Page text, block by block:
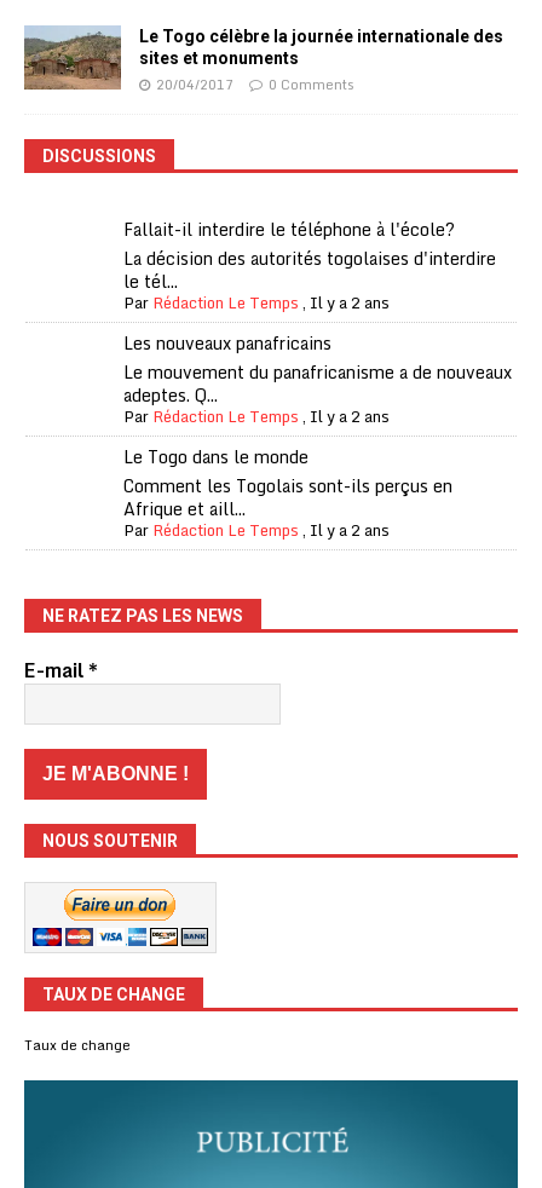
Le Togo célèbre la journée internationale des
sites et monuments
20/04/2017 0 Comments
DISCUSSIONS
Fallait-il interdire le téléphone à l'école?
La décision des autorités togolaises d'interdire
le tél...
ParRédaction Le Temps, Il y a 2 ans
Les nouveaux panafricains
Le mouvement du panafricanisme a de nouveaux
adeptes. Q...
ParRédaction Le Temps, Il y a 2 ans
Le Togo dans le monde
Comment les Togolais sont-ils perçus en
Afrique et aill...
ParRédaction Le Temps, Il y a 2 ans
NE RATEZ PAS LES NEWS
E-mail*
NOUS SOUTENIR
TAUX DE CHANGE
Taux de change